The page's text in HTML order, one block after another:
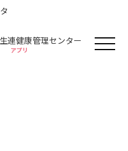
アプリ
アプリ